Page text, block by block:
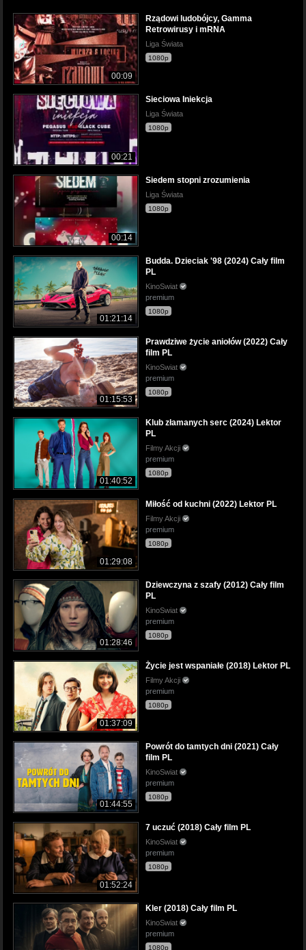
00:09
Rządowi ludobójcy, Gamma
Retrowirusy i mRNA
Liga Świata
1080p
00:21
Sieciowa Iniekcja
Liga Świata
1080p
00:14
Siedem stopni zrozumienia
Liga Świata
1080p
01:21:14
Budda. Dzieciak '98 (2024) Cały film
PL
KinoSwiat
premium
1080p
01:15:53
Prawdziwe życie aniołów (2022) Cały
film PL
KinoSwiat
premium
1080p
01:40:52
Klub złamanych serc (2024) Lektor
PL
Filmy Akcji
premium
1080p
01:29:08
Miłość od kuchni (2022) Lektor PL
Filmy Akcji
premium
1080p
01:28:46
Dziewczyna z szafy (2012) Cały film
PL
KinoSwiat
premium
1080p
01:37:09
Życie jest wspaniałe (2018) Lektor PL
Filmy Akcji
premium
1080p
01:44:55
Powrót do tamtych dni (2021) Cały
film PL
KinoSwiat
premium
1080p
01:52:24
7 uczuć (2018) Cały film PL
KinoSwiat
premium
1080p
Kler (2018) Cały film PL
KinoSwiat
premium
1080p